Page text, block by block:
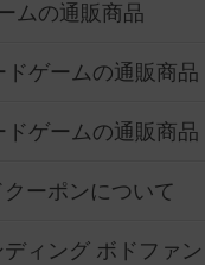
ムの通販商品
ゲームの通販商品
ゲームの通販商品
ーポンについて
ィング ボドファン